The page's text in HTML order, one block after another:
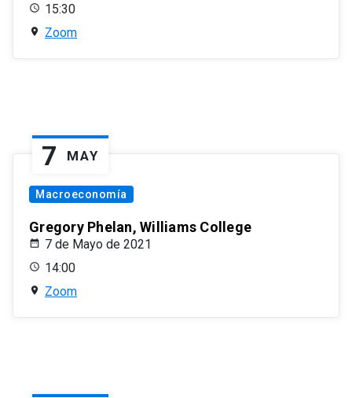
15:30
Zoom
7 MAY
Macroeconomía
Gregory Phelan, Williams College
7 de Mayo de 2021
14:00
Zoom